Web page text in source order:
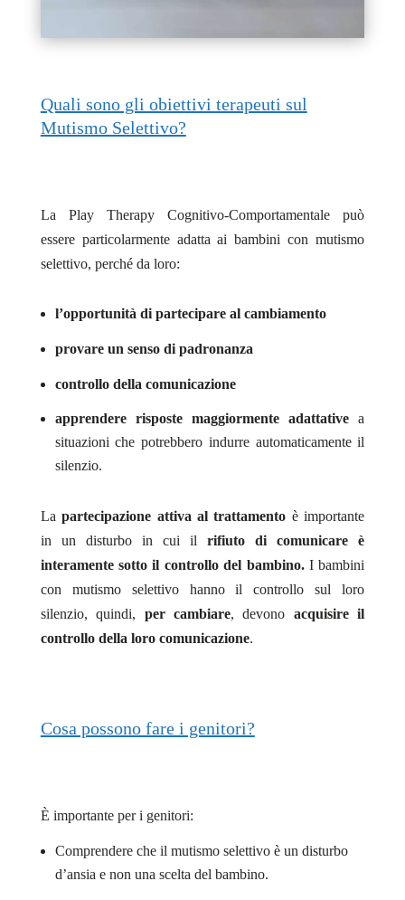
Quali sono gli obiettivi terapeuti sul
Mutismo Selettivo?
La Play Therapy Cognitivo-Comportamentale può
essere particolarmente adatta ai bambini con mutismo
selettivo, perché da loro:
l’opportunità di partecipare al cambiamento
provare un senso di padronanza
controllo della comunicazione
apprendere risposte maggiormente adattativea
situazioni che potrebbero indurre automaticamente il
silenzio.
Lapartecipazione attiva al trattamento è importante
in un disturbo in cui ilrifiuto di comunicare è
interamente sotto il controllo del bambino. I bambini
con mutismo selettivo hanno il controllo sul loro
silenzio, quindi, per cambiare, devono acquisire il
controllo della loro comunicazione.
Cosa possono fare i genitori?
È importante per i genitori:
Comprendere che il mutismo selettivo è un disturbo
d’ansia e non una scelta del bambino.